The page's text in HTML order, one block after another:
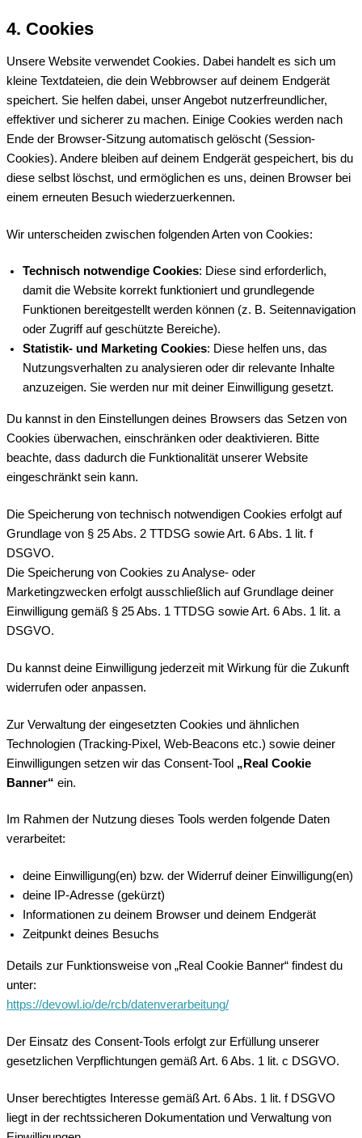
4. Cookies
Unsere Website verwendet Cookies. Dabei handelt es sich um
kleine Textdateien, die dein Webbrowser auf deinem Endgerät
speichert. Sie helfen dabei, unser Angebot nutzerfreundlicher,
effektiver und sicherer zu machen. Einige Cookies werden nach
Ende der Browser-Sitzung automatisch gelöscht (Session-
Cookies). Andere bleiben auf deinem Endgerät gespeichert, bis du
diese selbst löschst, und ermöglichen es uns, deinen Browser bei
einem erneuten Besuch wiederzuerkennen.
Wir unterscheiden zwischen folgenden Arten von Cookies:
Technisch notwendige Cookies: Diese sind erforderlich,
damit die Website korrekt funktioniert und grundlegende
Funktionen bereitgestellt werden können (z. B. Seitennavigation
oder Zugriff auf geschützte Bereiche).
Statistik- und Marketing Cookies: Diese helfen uns, das
Nutzungsverhalten zu analysieren oder dir relevante Inhalte
anzuzeigen. Sie werden nur mit deiner Einwilligung gesetzt.
Du kannst in den Einstellungen deines Browsers das Setzen von
Cookies überwachen, einschränken oder deaktivieren. Bitte
beachte, dass dadurch die Funktionalität unserer Website
eingeschränkt sein kann.
Die Speicherung von technisch notwendigen Cookies erfolgt auf
Grundlage von § 25 Abs. 2 TTDSG sowie Art. 6 Abs. 1 lit. f
DSGVO.
Die Speicherung von Cookies zu Analyse- oder
Marketingzwecken erfolgt ausschließlich auf Grundlage deiner
Einwilligung gemäß § 25 Abs. 1 TTDSG sowie Art. 6 Abs. 1 lit. a
DSGVO.
Du kannst deine Einwilligung jederzeit mit Wirkung für die Zukunft
widerrufen oder anpassen.
Zur Verwaltung der eingesetzten Cookies und ähnlichen
Technologien (Tracking-Pixel, Web-Beacons etc.) sowie deiner
Einwilligungen setzen wir das Consent-Tool „Real Cookie
Banner“ ein.
Im Rahmen der Nutzung dieses Tools werden folgende Daten
verarbeitet:
deine Einwilligung(en) bzw. der Widerruf deiner Einwilligung(en)
deine IP-Adresse (gekürzt)
Informationen zu deinem Browser und deinem Endgerät
Zeitpunkt deines Besuchs
Details zur Funktionsweise von „Real Cookie Banner“ findest du
unter:
https://devowl.io/de/rcb/datenverarbeitung/
Der Einsatz des Consent-Tools erfolgt zur Erfüllung unserer
gesetzlichen Verpflichtungen gemäß Art. 6 Abs. 1 lit. c DSGVO.
Unser berechtigtes Interesse gemäß Art. 6 Abs. 1 lit. f DSGVO
liegt in der rechtssicheren Dokumentation und Verwaltung von